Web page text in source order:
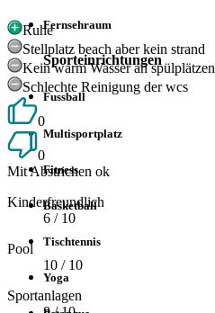
Fernsehraum
Sporteinrichtungen
Fussball
Multisportplatz
Fitness
Basketball
Tischtennis
Yoga
Ruhe
Stellplatz beach aber kein strand
Kein warm Wasser an spülplätzen
Schlechte Reinigung der wcs
0
0
Mit Abstrichen ok
Kinderfreundlich
6 / 10
Pool
10 / 10
Sportanlagen